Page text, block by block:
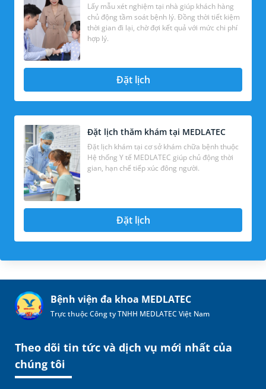
Lấy mẫu xét nghiệm tại nhà giúp khách hàng
chủ động tầm soát bệnh lý. Đồng thời tiết kiệm
thời gian đi lại, chờ đợi kết quả với mức chi phí
hợp lý.
Đặt lịch
Đặt lịch thăm khám tại MEDLATEC
Đặt lịch khám tại cơ sở khám chữa bệnh thuộc
Hệ thống Y tế MEDLATEC giúp chủ động thời
gian, hạn chế tiếp xúc đông người.
Đặt lịch
Bệnh viện đa khoa MEDLATEC
Trực thuộc Công ty TNHH MEDLATEC Việt Nam
Theo dõi tin tức và dịch vụ mới nhất của
chúng tôi